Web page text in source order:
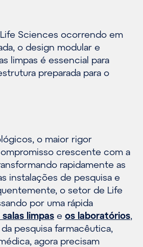
Sciences ocorrendo em
o design modular e
limpas é essencial para
preparada para o
o maior rigor
crescente com a
rapidamente as
instalações de pesquisa e
o setor de Life
por uma rápida
salas limpas e os laboratórios,
pesquisa farmacêutica,
agora precisam